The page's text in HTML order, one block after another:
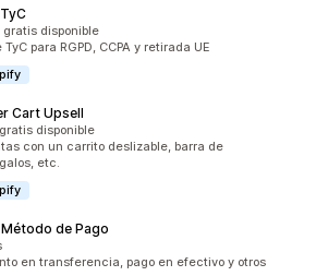
gratis disponible
para RGPD, CCPA y retirada UE
Cart Upsell
disponible
con un carrito deslizable, barra de
etc.
de Pago
en transferencia, pago en efectivo y otros